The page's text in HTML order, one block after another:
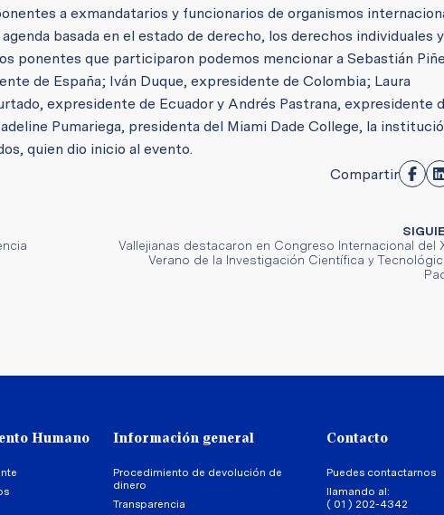
a exmandatarios y funcionarios de organismos
basada en el estado de derecho, los derechos individuales
ponentes que participaron podemos mencionar a Sebastián
de España; Iván Duque, expresidente de Colombia; Laura
expresidente de Ecuador y Andrés Pastrana, expresidente
Pumariega, presidenta del Miami Dade College, la
quien dio inicio al evento.
Compartir
Vallejianas destacaron en Congreso Internacional del
Verano de la Investigación Científica y
Humano Información general
Procedimiento de devolución de
dinero
Transparencia
Contacto
Puedes contactarnos
llamando al:
( 01 ) 202-4342